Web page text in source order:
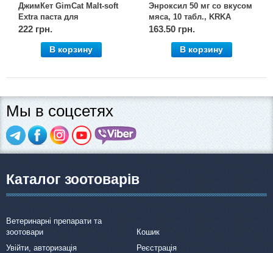
ДжимКет GimCat Malt-soft
Extra паста для
выведения шерсти, 20 г,
222 грн.
В корзину
Энроксил 50 мг со вкусом
мяса, 10 табл., KRKA
163.50 грн.
В корзину
Мы в соцсетях
Каталог зоотоварів
Ветеринарні препарати та
зоотовари
Кошик
Увійти, авторизація
Реєстрація